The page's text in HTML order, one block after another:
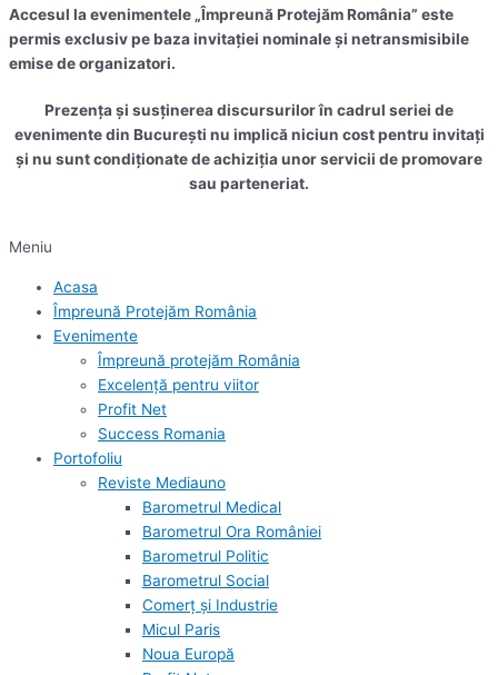
Accesul la evenimentele „Împreună Protejăm România” este
permis exclusiv pe baza invitației nominale și netransmisibile
emise de organizatori.
Prezența și susținerea discursurilor în cadrul seriei de
evenimente din București nu implică niciun cost pentru invitați
și nu sunt condiționate de achiziția unor servicii de promovare
sau parteneriat.
Meniu
Acasa
Împreună Protejăm România
Evenimente
Împreună protejăm România
Excelență pentru viitor
Profit Net
Success Romania
Portofoliu
Reviste Mediauno
Barometrul Medical
Barometrul Ora României
Barometrul Politic
Barometrul Social
Comerț și Industrie
Micul Paris
Noua Europă